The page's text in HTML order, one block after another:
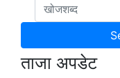
ताजा अपडेट